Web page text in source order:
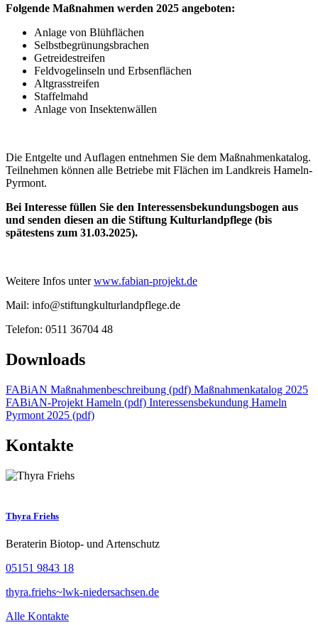
Folgende Maßnahmen werden 2025 angeboten:
Anlage von Blühflächen
Selbstbegrünungsbrachen
Getreidestreifen
Feldvogelinseln und Erbsenflächen
Altgrasstreifen
Staffelmahd
Anlage von Insektenwällen
Die Entgelte und Auflagen entnehmen Sie dem Maßnahmenkatalog.
Teilnehmen können alle Betriebe mit Flächen im Landkreis Hameln-
Pyrmont.
Bei Interesse füllen Sie den Interessensbekundungsbogen aus
und senden diesen an die Stiftung Kulturlandpflege (bis
spätestens zum 31.03.2025).
Weitere Infos unterwww.fabian-projekt.de
Mail: info@stiftungkulturlandpflege.de
Telefon: 0511 36704 48
Downloads
FABiAN Maßnahmenbeschreibung (pdf) Maßnahmenkatalog 2025
FABiAN-Projekt Hameln (pdf) Interessensbekundung Hameln
Pyrmont 2025 (pdf)
Kontakte
Thyra Friehs
Beraterin Biotop- und Artenschutz
05151 9843 18
thyra.friehs~lwk-niedersachsen.de
Alle Kontakte